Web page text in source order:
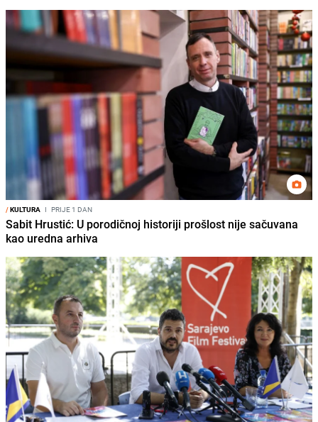
/KULTURA I PRIJE 1 DAN
Sabit Hrustić: U porodičnoj historiji prošlost nije sačuvana
kao uredna arhiva